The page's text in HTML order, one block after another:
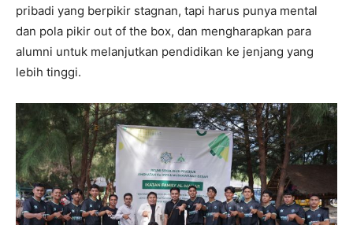
pribadi yang berpikir stagnan, tapi harus punya mental
dan pola pikir out of the box, dan mengharapkan para
alumni untuk melanjutkan pendidikan ke jenjang yang
lebih tinggi.